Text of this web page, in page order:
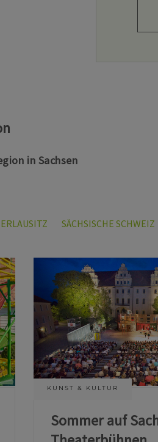
in Sachsen
SÄCHSISCHE SCHWEIZ
KUNST & KULTUR
Sommer auf